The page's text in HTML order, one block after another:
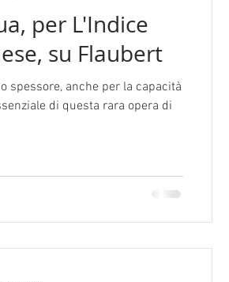
per L'Indice
su Flaubert
spessore, anche per la capacità
di questa rara opera di